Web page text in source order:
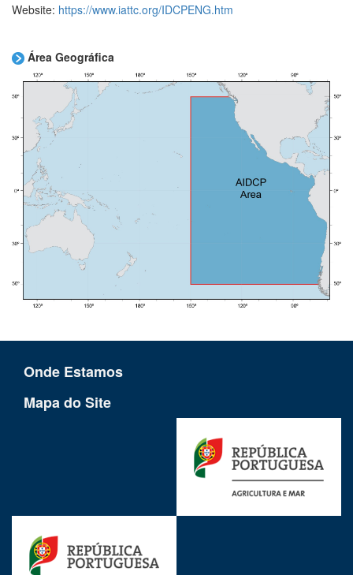
Website: https://www.iattc.org/IDCPENG.htm
Área Geográfica
Onde Estamos
Mapa do Site